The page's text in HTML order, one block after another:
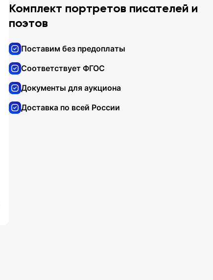
Комплект портретов писателей и
поэтов
Поставим без предоплаты
Соответствует ФГОС
Документы для аукциона
Доставка по всей России